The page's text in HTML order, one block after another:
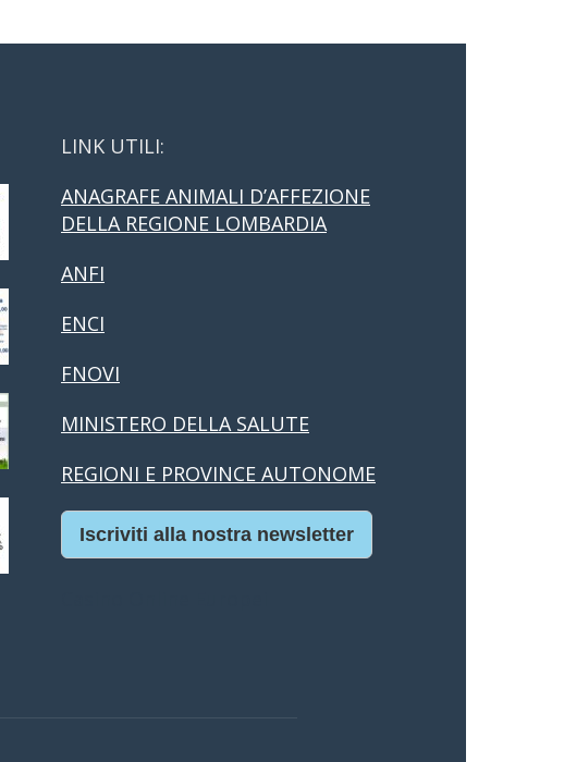
LINK UTILI:
ANAGRAFE ANIMALI D’AFFEZIONE
DELLA REGIONE LOMBARDIA
ANFI
ENCI
FNOVI
MINISTERO DELLA SALUTE
REGIONI E PROVINCE AUTONOME
Iscriviti alla nostra newsletter